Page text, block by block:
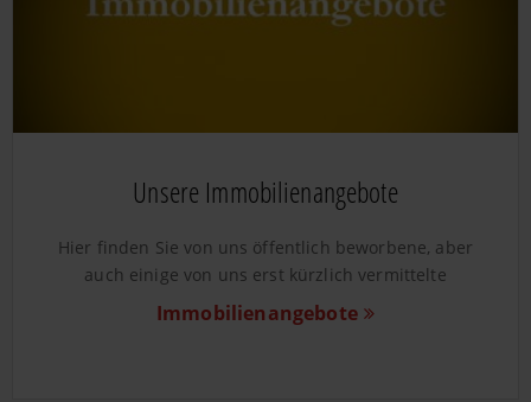
Unsere Immobilienangebote
Hier finden Sie von uns öffentlich beworbene, aber
auch einige von uns erst kürzlich vermittelte
Immobilienangebote